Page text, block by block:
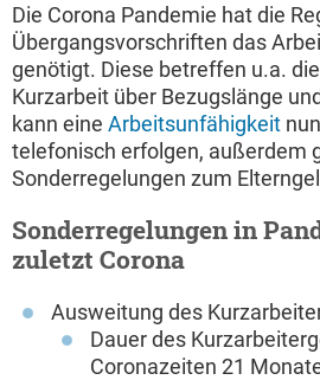
Die Corona Pandemie hat die
Übergangsvorschriften das
genötigt. Diese betreffen u.a.
Kurzarbeit über Bezugslänge
kann eine Arbeitsunfähigkeit
telefonisch erfolgen, außerdem
Sonderregelungen zum
Sonderregelungen in
zuletzt Corona
Ausweitung des
Dauer des
Coronazeiten 21